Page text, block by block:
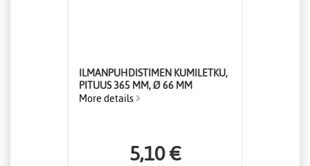
ILMANPUHDISTIMEN KUMILETKU,
PITUUS 365 MM, Ø 66 MM
More details
5,10 €